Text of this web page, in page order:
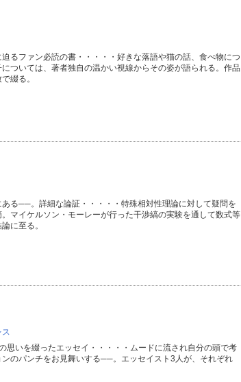
るファン必読の書・・・・・好きな落語や猫の話、食べ物につ
ついては、著者独自の温かい視線からその姿が語られる。作品
綴る。
る──。詳細な論証・・・・・特殊相対性理論に対して疑問を
マイケルソン・モーレーが行った干渉縞の実験を通して数式等
に至る。
ス
思いを綴ったエッセイ・・・・・ムードに流され自分の頭で考
のパンチをお見舞いする──。エッセイスト3人が、それぞれ